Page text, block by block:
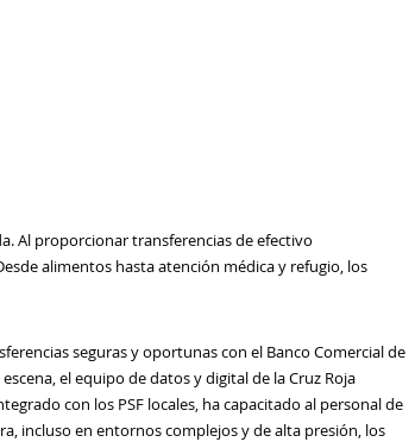
Al proporcionar transferencias de efectivo
alimentos hasta atención médica y refugio, los
seguras y oportunas con el Banco Comercial de
el equipo de datos y digital de la Cruz Roja
con los PSF locales, ha capacitado al personal de
incluso en entornos complejos y de alta presión, los